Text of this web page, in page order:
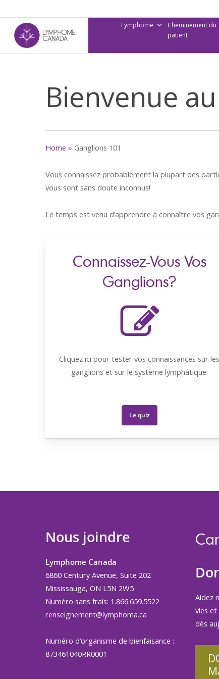
to
main
content
Lymphome
Cheminement du
patient
Bienvenue
Home » Ganglions 101
Vous connaissez probablement la plupart des
vous sont sans doute inconnus!
Le temps est venu d’apprendre à connaître vos
Connaissez-Vous Vos
Ganglions?
Cliquez ici pour tester vos connaissances sur les
ganglions et sur le système lymphatique.
Le quiz
Nous joindre
Lymphome Canada
6860 Century Avenue, Suite 202
Mississauga, ON L5N 2W5
Numéro sans frais: 1.866.659.5522
renseignement@lymphoma.ca
Numéro d’organisme de bienfaisance :
873461040RR0001
Aidez
vies et
dès